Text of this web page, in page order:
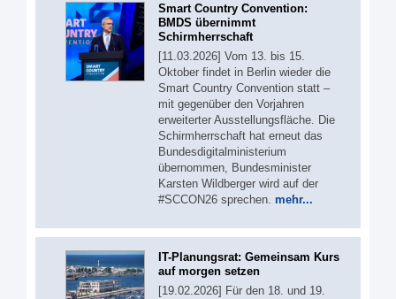
Smart Country Convention:
BMDS übernimmt
Schirmherrschaft
[11.03.2026] Vom 13. bis 15.
Oktober findet in Berlin wieder die
Smart Country Convention statt –
mit gegenüber den Vorjahren
erweiterter Ausstellungsfläche. Die
Schirmherrschaft hat erneut das
Bundesdigitalministerium
übernommen, Bundesminister
Karsten Wildberger wird auf der
#SCCON26 sprechen. mehr...
IT-Planungsrat: Gemeinsam Kurs
auf morgen setzen
[19.02.2026] Für den 18. und 19.